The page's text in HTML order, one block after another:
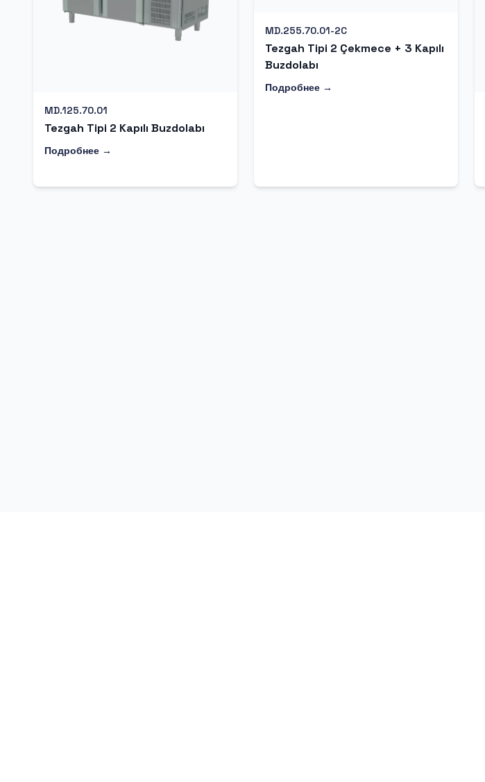
MD.125.70.01
Tezgah Tipi 2 Kapılı Buzdolabı
Подробнее →
MD.255.70.01-2C
Tezgah Tipi 2 Çekmece + 3 Kapılı
Buzdolabı
Подробнее →